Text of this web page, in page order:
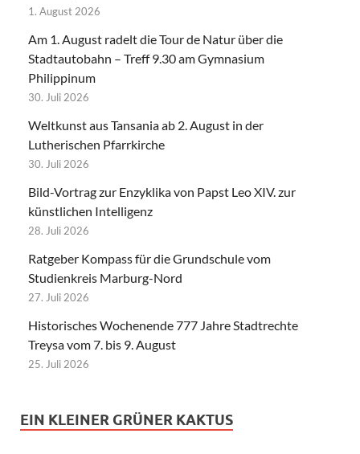
1. August 2026
Am 1. August radelt die Tour de Natur über die
Stadtautobahn – Treff 9.30 am Gymnasium
Philippinum
30. Juli 2026
Weltkunst aus Tansania ab 2. August in der
Lutherischen Pfarrkirche
30. Juli 2026
Bild-Vortrag zur Enzyklika von Papst Leo XIV. zur
künstlichen Intelligenz
28. Juli 2026
Ratgeber Kompass für die Grundschule vom
Studienkreis Marburg-Nord
27. Juli 2026
Historisches Wochenende 777 Jahre Stadtrechte
Treysa vom 7. bis 9. August
25. Juli 2026
EIN KLEINER GRÜNER KAKTUS